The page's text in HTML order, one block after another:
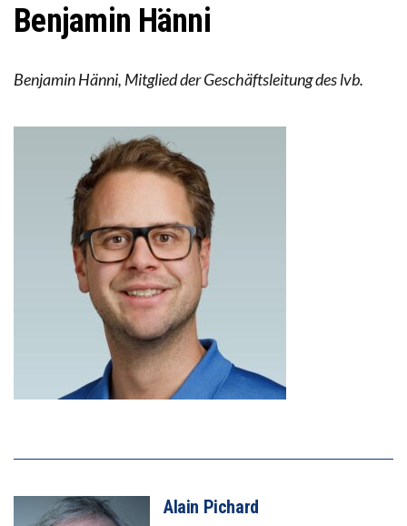
Benjamin Hänni
Benjamin Hänni, Mitglied der Geschäftsleitung des lvb.
Alain Pichard